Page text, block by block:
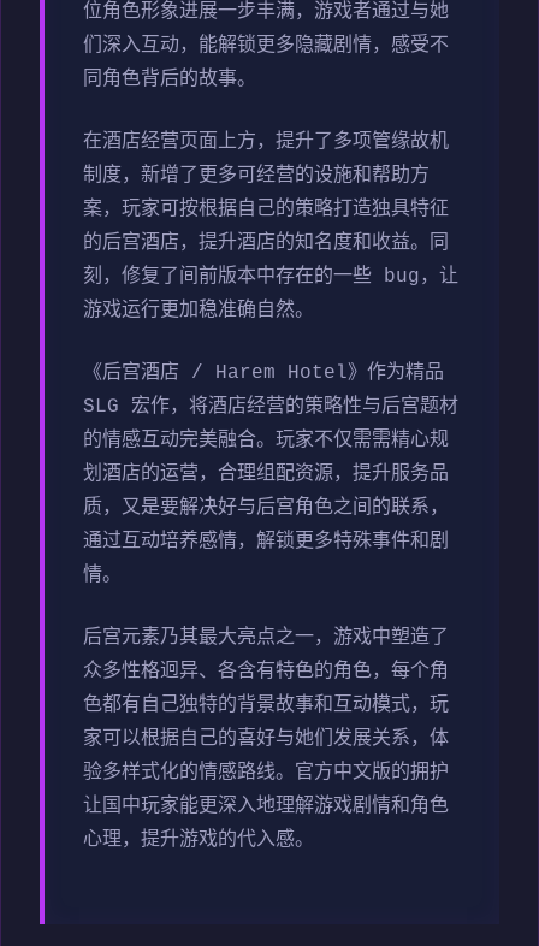
位角色形象进展一步丰满，游戏者通过与她
们深入互动，能解锁更多隐藏剧情，感受不
同角色背后的故事。
在酒店经营页面上方，提升了多项管缘故机
制度，新增了更多可经营的设施和帮助方
案，玩家可按根据自己的策略打造独具特征
的后宫酒店，提升酒店的知名度和收益。同
刻，修复了间前版本中存在的一些 bug，让
游戏运行更加稳准确自然。
《后宫酒店 / Harem Hotel》作为精品
SLG 宏作，将酒店经营的策略性与后宫题材
的情感互动完美融合。玩家不仅需需精心规
划酒店的运营，合理组配资源，提升服务品
质，又是要解决好与后宫角色之间的联系，
通过互动培养感情，解锁更多特殊事件和剧
情。
后宫元素乃其最大亮点之一，游戏中塑造了
众多性格迥异、各含有特色的角色，每个角
色都有自己独特的背景故事和互动模式，玩
家可以根据自己的喜好与她们发展关系，体
验多样式化的情感路线。官方中文版的拥护
让国中玩家能更深入地理解游戏剧情和角色
心理，提升游戏的代入感。